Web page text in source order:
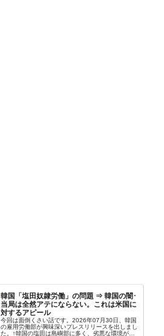
韓国「塩田奴隷労働」の問題 ⇒ 韓国の闇･
当局は全然アテにならない。これは米国に
対するアピール
今回は面倒くさい話です。2026年07月30日、韓国
の雇用労働部が興味深いプレスリリースを出しまし
た。↑韓国の塩田は島嶼部に多く、劣悪な環境が一